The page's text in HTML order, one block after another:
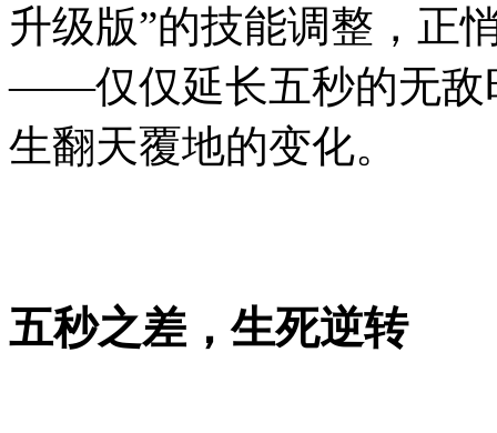
升级版”的技能调整，正
——仅仅延长五秒的无敌
生翻天覆地的变化。
五秒之差，生死逆转